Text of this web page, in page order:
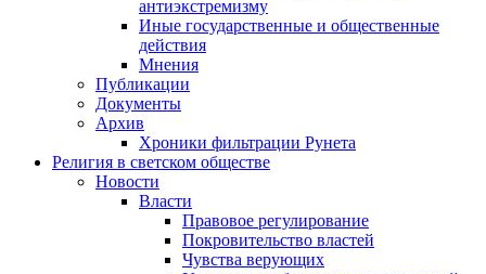
антиэкстремизму
Иные государственные и общественные
действия
Мнения
Публикации
Документы
Архив
Хроники фильтрации Рунета
Религия в светском обществе
Новости
Власти
Правовое регулирование
Покровительство властей
Чувства верующих